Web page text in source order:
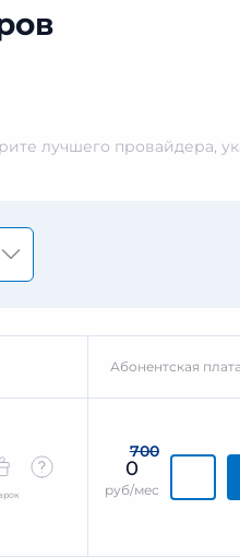
лучшего провайдера,
Абонентская плата
700
0
руб/мес